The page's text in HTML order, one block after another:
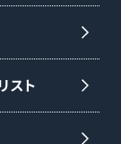
スト